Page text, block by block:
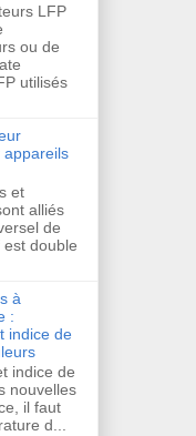
LFP
ou de
utilisés
appareils
et
alliés
de
double
à
:
indice de
indice de
nouvelles
il faut
d...